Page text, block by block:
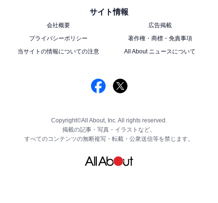
サイト情報
会社概要
広告掲載
プライバシーポリシー
著作権・商標・免責事項
当サイトの情報についての注意
All About ニュースについて
Copyright©All About, Inc. All rights reserved.
掲載の記事・写真・イラストなど、
すべてのコンテンツの無断複写・転載・公衆送信等を禁じます。